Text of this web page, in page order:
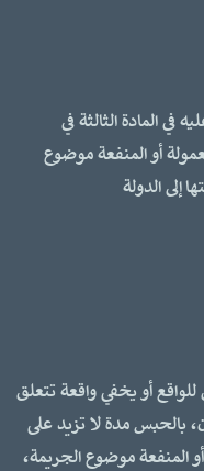
المادة الثالثة في
أو المنفعة موضوع
إلى الدولة
أو يخفي واقعة تتعلق
بالحبس مدة لا تزيد على
المنفعة موضوع الجريمة،